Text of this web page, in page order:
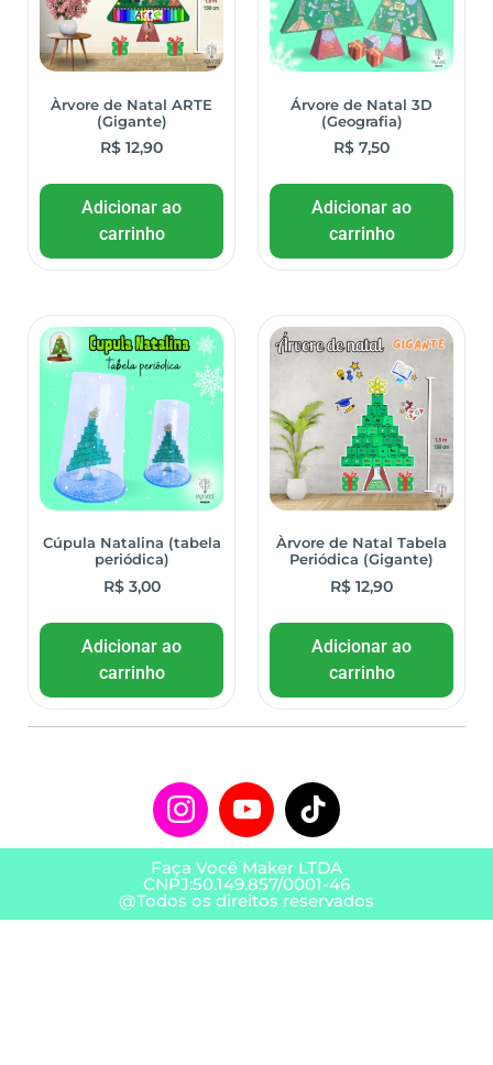
Àrvore de Natal ARTE
(Gigante)
R$ 12,90
Adicionar ao
carrinho
Árvore de Natal 3D
(Geografia)
R$ 7,50
Adicionar ao
carrinho
Cúpula Natalina (tabela
periódica)
R$3,00
Adicionar ao
carrinho
Àrvore de Natal Tabela
Periódica (Gigante)
R$ 12,90
Adicionar ao
carrinho
Faça Você Maker LTDA
CNPJ:50.149.857/0001-46
@Todos os direitos reservados